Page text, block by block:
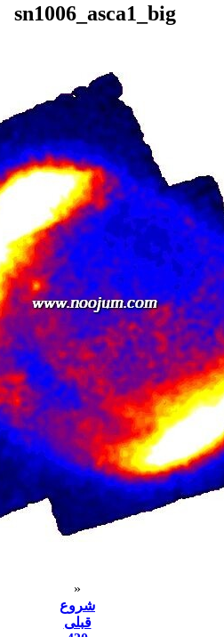
sn1006_asca1_big
«
شروع
قبلی